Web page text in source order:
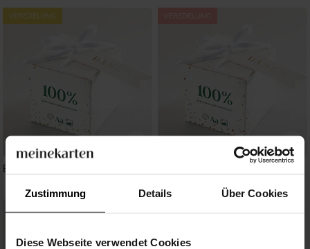
Zustimmung Details Über Cookies
Diese Webseite verwendet Cookies
Blanco-Geschenkbox - Gold